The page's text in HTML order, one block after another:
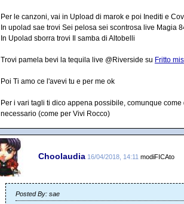
Per le canzoni, vai in Upload di marok e poi Inediti e
In upolad sae trovi Sei pelosa sei scontrosa live Magia
In Upolad sborra trovi Il samba di Altobelli
Trovi pamela bevi la tequila live @Riverside su Fritto
Poi Ti amo ce l'avevi tu e per me ok
Per i vari tagli ti dico appena possibile, comunque
necessario (come per Vivi Rocco)
Choolaudia 16/04/2018, 14:11 modiFICAto
Posted By: sae